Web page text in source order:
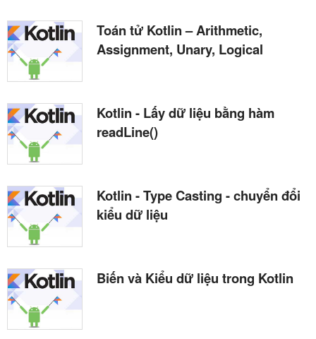
Toán tử Kotlin – Arithmetic,
Assignment, Unary, Logical
Kotlin - Lấy dữ liệu bằng hàm
readLine()
Kotlin - Type Casting - chuyển đổi
kiểu dữ liệu
Biến và Kiểu dữ liệu trong Kotlin